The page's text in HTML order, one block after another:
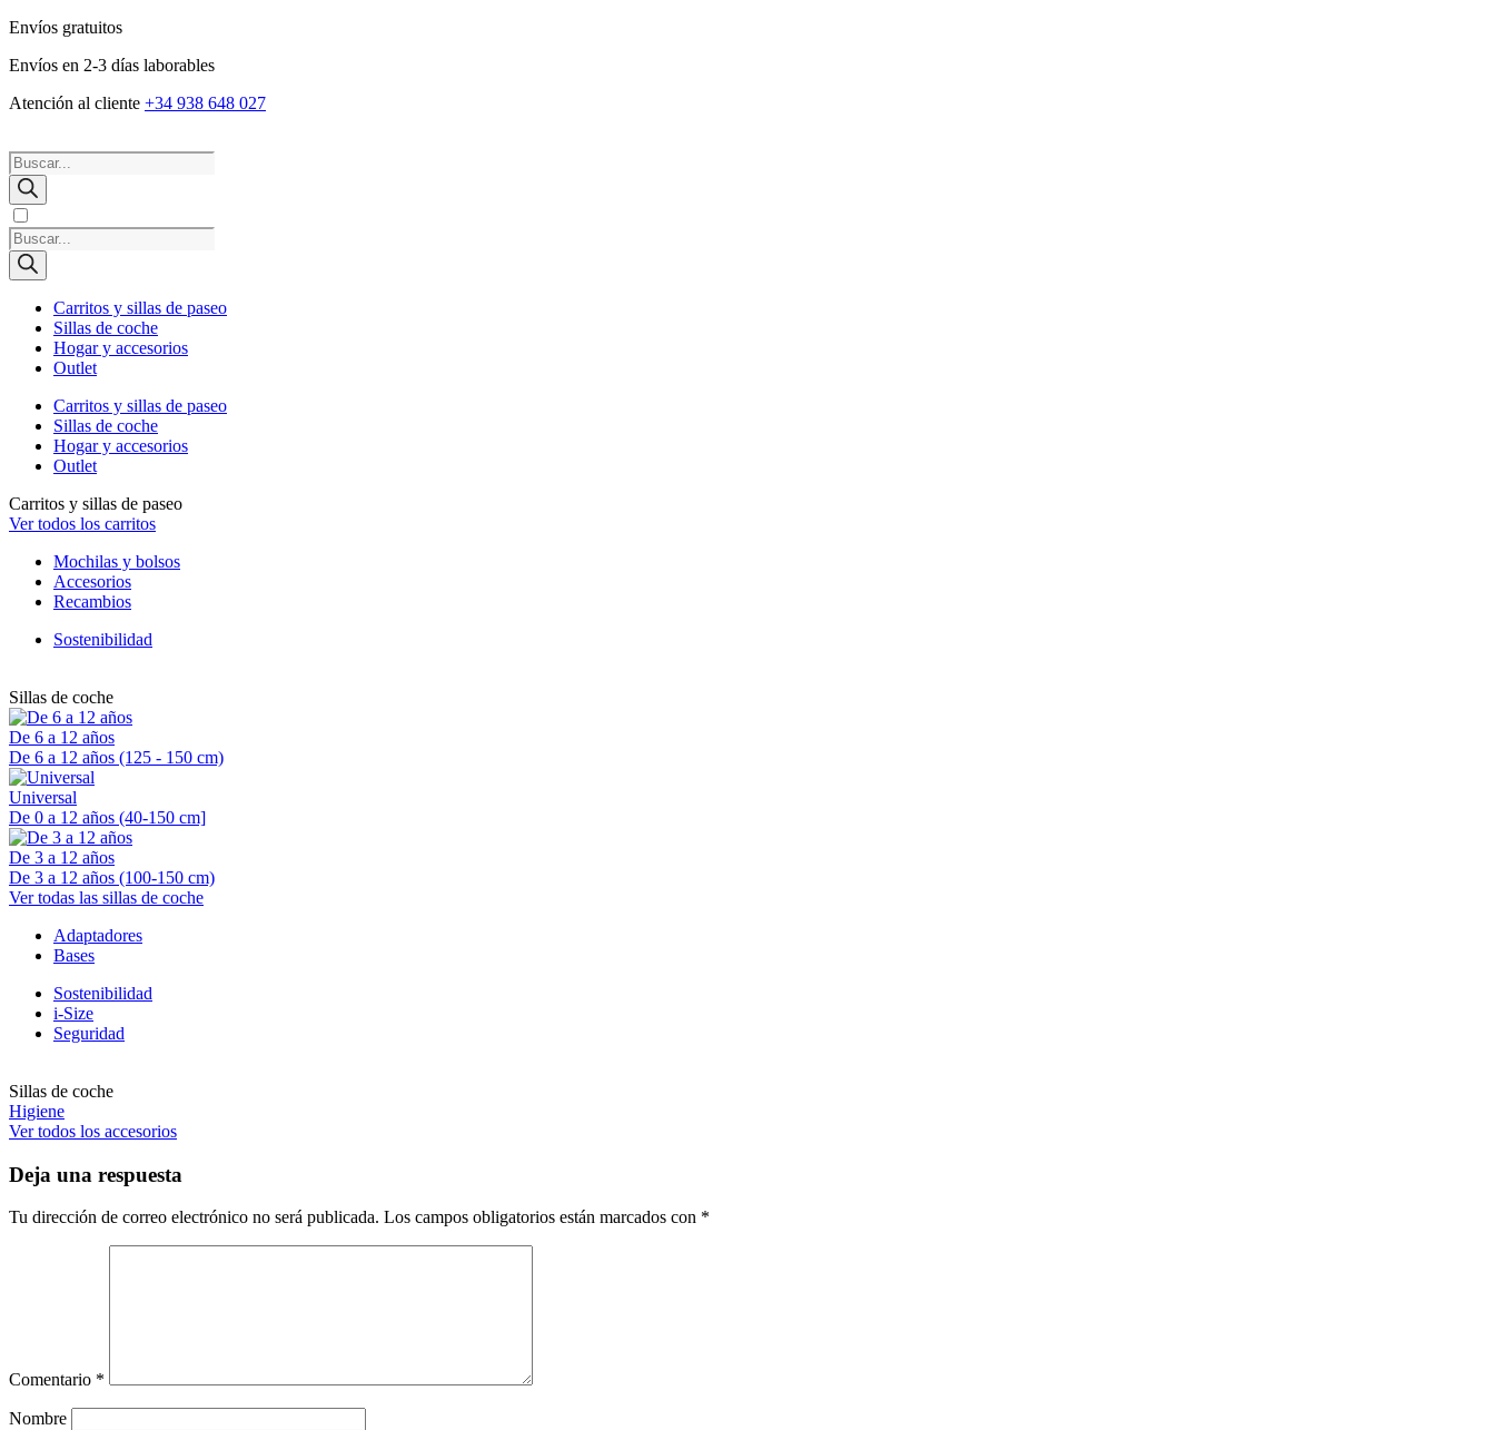
Envíos gratuitos
Envíos en 2-3 días laborables
Atención al cliente +34 938 648 027
Búsqueda
de
productos
Búsqueda
de
productos
Carritos y sillas de paseo
Sillas de coche
Hogar y accesorios
Outlet
Carritos y sillas de paseo
Sillas de coche
Hogar y accesorios
Outlet
Carritos y sillas de paseo
Ver todos los carritos
Mochilas y bolsos
Accesorios
Recambios
Sostenibilidad
Sillas de coche
De 6 a 12 años
De 6 a 12 años (125 - 150 cm)
Universal
De 0 a 12 años (40-150 cm]
De 3 a 12 años
De 3 a 12 años (100-150 cm)
Ver todas las sillas de coche
Adaptadores
Bases
Sostenibilidad
i-Size
Seguridad
Sillas de coche
Higiene
Ver todos los accesorios
Deja una respuesta
Tu dirección de correo electrónico no será publicada. Los campos obligatorios están marcados con *
Comentario *
Nombre